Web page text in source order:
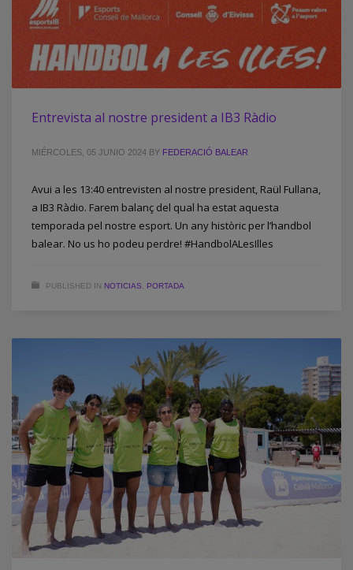
Entrevista al nostre president a IB3 Ràdio
MIÉRCOLES, 05 JUNIO 2024 BY FEDERACIÓ BALEAR
Avui a les 13:40 entrevisten al nostre president, Raül Fullana,
a IB3 Ràdio. Farem balanç del qual ha estat aquesta
temporada pel nostre esport. Un any històric per l’handbol
balear. No us ho podeu perdre! #HandbolALesIlles
PUBLISHED IN NOTICIAS PORTADA